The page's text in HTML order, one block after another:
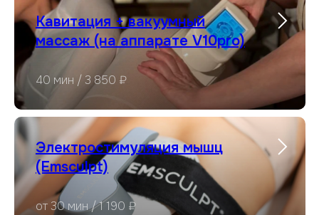
Кавитация + вакуумный
массаж (на аппарате V10pro)
40 мин / 3 850 ₽
Электростимуляция мышц
(Emsculpt)
от 30 мин / 1 190 ₽